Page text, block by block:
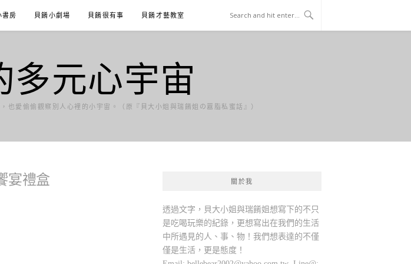
書房 貝餚小劇場 貝餚很有事 貝餚才藝教室
多元心宇宙
也愛偷偷觀察別人心裡的小宇宙。（原『貝大小姐與瑞餚姐の囂脂私蜜話』）
宴禮盒 關於我
透過文字，貝大小姐與瑞餚姐想寫下的不只
是吃喝玩樂的紀錄，更想寫出在我們的生活
中所遇見的人、事、物！我們想表達的不僅
僅是生活，更是態度！